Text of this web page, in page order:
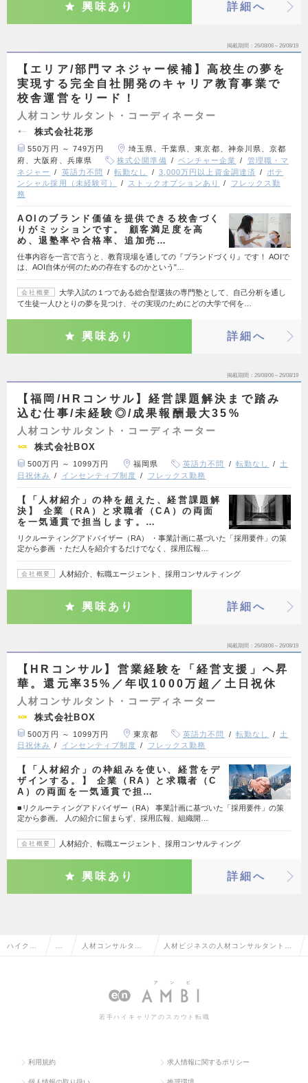
興味あり 詳細へ
掲載期間 26/08/06～26/08/19
【エリア/部門マネジャー候補】高校生の夢を
実現する完全自社開発のキャリア教育事業で
校舎運営をリード！
人材コンサルタント・コーディネーター
株式会社花形
550万円 ～ 749万円
埼玉県、千葉県、東京都、神奈川県、京都
府、大阪府、兵庫県
株式公開準備 ベンチャー企業
管理職・マ
ネジャー
英語力不問 転勤なし 3,000万円以上資金調達済
ポテ
ンシャル採用（未経験可）
ストックオプションあり
フレックス勤
務
AOIのブランド価値を提供できる校舎づく
りがミッションです。 顧客満足度を高
め、退塾率や合格率、追加売…
仕事内容を一言で言うと、教育現場を通しての『ブランドづくり』です！ AOIで
は、AOI自体が何のための存在するのかという"…
会社概要
大学入試の１つである総合型選抜の専門塾として、自己分析を通し
て生徒一人ひとりの夢を見つけ、その実現のためにどの大学で何を…
興味あり 詳細へ
掲載期間 26/08/06～26/08/19
【福岡/HRコンサル】経営課題解決まで踏み
込む仕事/未経験◎/成果報酬最大35%
人材コンサルタント・コーディネーター
株式会社BOX
500万円 ～ 1099万円 福岡県 英語力不問 転勤なし
土
日祝休み
インセンティブ制度 フレックス勤務
【「人材紹介」の枠を超えた、経営課題解
決】 企業（RA）と求職者（CA）の両面
を一気通貫で担当します。…
リクルーティングアドバイザー（RA） ・事業計画に基づいた「採用要件」の策
定から参画 ・ただ人を紹介するだけでなく、採用広報…
会社概要 人材紹介、転職エージェント、採用コンサルティング
興味あり 詳細へ
掲載期間 26/08/06～26/08/19
【HRコンサル】営業経験を「経営支援」へ昇
華。還元率35%／年収1000万超／土日祝休
人材コンサルタント・コーディネーター
株式会社BOX
500万円 ～ 1099万円 東京都 英語力不問 転勤なし
土
日祝休み
インセンティブ制度 フレックス勤務
【「人材紹介」の枠組みを使い、経営をデ
ザインする。】 企業（RA）と求職者（C
A）の両面を一気通貫で担…
■リクルーティングアドバイザー（RA） 事業計画に基づいた「採用要件」の策
定から参画。 人の紹介に留まらず、採用広報、組織開…
会社概要 人材紹介、転職エージェント、採用コンサルティング
興味あり 詳細へ
ハイクラ 営 人材コンサルタン 人材ビジネスの人材コンサルタント・
覧
若手ハイキャリアのスカウト転職
利用規約 求人情報に関するポリシー